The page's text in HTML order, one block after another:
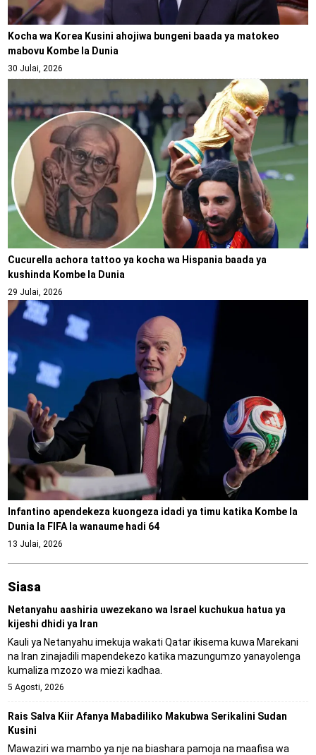
Kocha wa Korea Kusini ahojiwa bungeni baada ya matokeo
mabovu Kombe la Dunia
30 Julai, 2026
Cucurella achora tattoo ya kocha wa Hispania baada ya
kushinda Kombe la Dunia
29 Julai, 2026
Infantino apendekeza kuongeza idadi ya timu katika Kombe la
Dunia la FIFA la wanaume hadi 64
13 Julai, 2026
Siasa
Netanyahu aashiria uwezekano wa Israel kuchukua hatua ya
kijeshi dhidi ya Iran
Kauli ya Netanyahu imekuja wakati Qatar ikisema kuwa Marekani
na Iran zinajadili mapendekezo katika mazungumzo yanayolenga
kumaliza mzozo wa miezi kadhaa.
5 Agosti, 2026
Rais Salva Kiir Afanya Mabadiliko Makubwa Serikalini Sudan
Kusini
Mawaziri wa mambo ya nje na biashara pamoja na maafisa wa